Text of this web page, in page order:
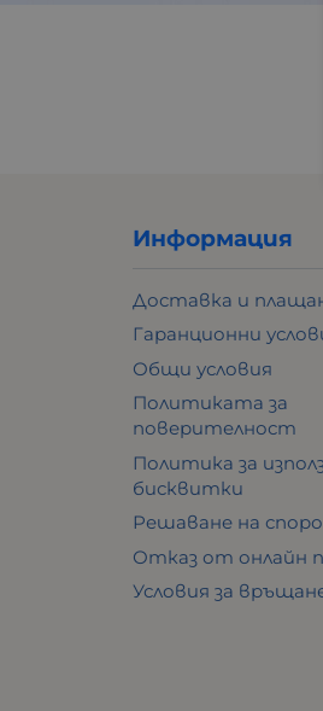
Информация
Доставка и
Гаранционни
Общи условия
Политиката за
поверителност
Политика за
бисквитки
Решаване на
Отказ от онлайн
Условия за